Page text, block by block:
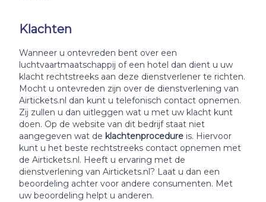
Klachten
Wanneer u ontevreden bent over een
luchtvaartmaatschappij of een hotel dan dient u uw
klacht rechtstreeks aan deze dienstverlener te richten.
Mocht u ontevreden zijn over de dienstverlening van
Airtickets.nl dan kunt u telefonisch contact opnemen.
Zij zullen u dan uitleggen wat u met uw klacht kunt
doen. Op de website van dit bedrijf staat niet
aangegeven wat de klachtenprocedure is. Hiervoor
kunt u het beste rechtstreeks contact opnemen met
de Airtickets.nl. Heeft u ervaring met de
dienstverlening van Airtickets.nl? Laat u dan een
beoordeling achter voor andere consumenten. Met
uw beoordeling helpt u anderen.